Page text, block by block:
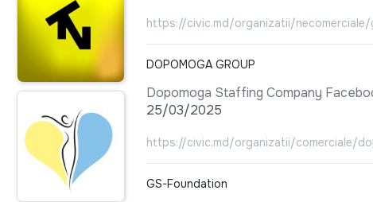
https://civic.md/organizatii/
DOPOMOGA GROUP
Dopomoga Staffing Company
25/03/2025
https://civic.md/organizatii/comerciale/
GS-Foundation